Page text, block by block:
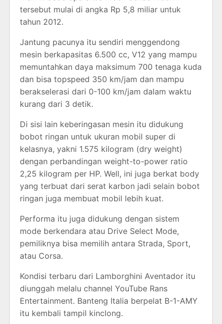
tersebut mulai di angka Rp 5,8 miliar untuk
tahun 2012.
Jantung pacunya itu sendiri menggendong
mesin berkapasitas 6.500 cc, V12 yang mampu
memuntahkan daya maksimum 700 tenaga kuda
dan bisa topspeed 350 km/jam dan mampu
berakselerasi dari 0-100 km/jam dalam waktu
kurang dari 3 detik.
Di sisi lain keberingasan mesin itu didukung
bobot ringan untuk ukuran mobil super di
kelasnya, yakni 1.575 kilogram (dry weight)
dengan perbandingan weight-to-power ratio
2,25 kilogram per HP. Well, ini juga berkat body
yang terbuat dari serat karbon jadi selain bobot
ringan juga membuat mobil lebih kuat.
Performa itu juga didukung dengan sistem
mode berkendara atau Drive Select Mode,
pemiliknya bisa memilih antara Strada, Sport,
atau Corsa.
Kondisi terbaru dari Lamborghini Aventador itu
diunggah melalu channel YouTube Rans
Entertainment. Banteng Italia berpelat B-1-AMY
itu kembali tampil kinclong.